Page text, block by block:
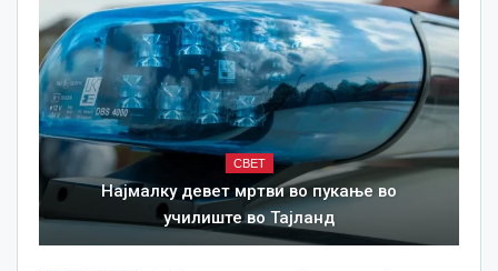
СВЕТ
Најмалку девет мртви во пукање во
училиште во Тајланд